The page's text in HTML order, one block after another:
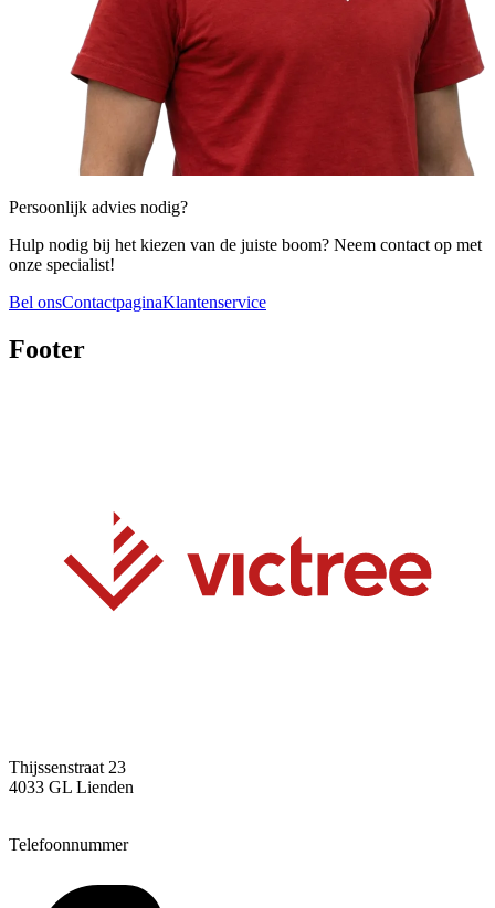
Persoonlijk advies nodig?
Hulp nodig bij het kiezen van de juiste boom? Neem contact op met
onze specialist!
Bel onsContactpaginaKlantenservice
Footer
Thijssenstraat 23
4033 GL Lienden
Telefoonnummer